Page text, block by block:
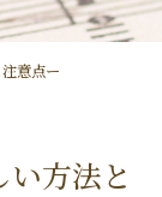
意点ー
方法と